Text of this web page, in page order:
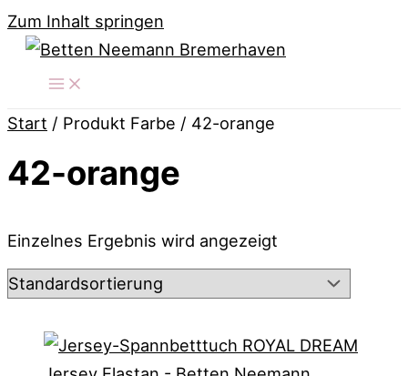
Zum Inhalt springen
Start / Produkt Farbe / 42-orange
42-orange
Einzelnes Ergebnis wird angezeigt